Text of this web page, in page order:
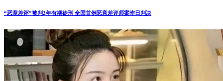
“恶意差评”被判2年有期徒刑 全国首例恶意差评师案昨日判决